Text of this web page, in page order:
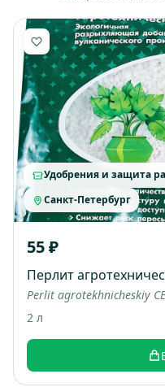
Удобрения и защита
Санкт-Петербург
55 ₽
Перлит
Perlit agrotekhnicheskiy
2 л